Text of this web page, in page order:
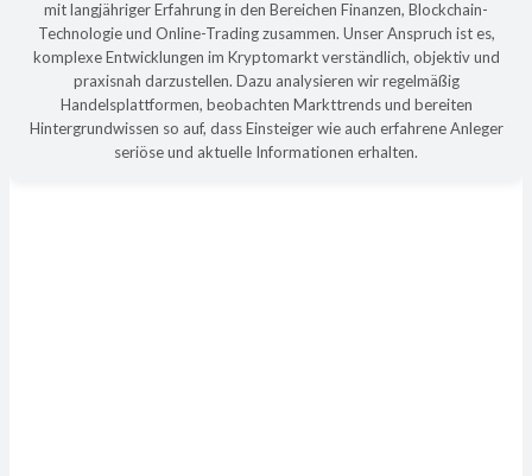
mit langjähriger Erfahrung in den Bereichen Finanzen, Blockchain-
Technologie und Online-Trading zusammen. Unser Anspruch ist es,
komplexe Entwicklungen im Kryptomarkt verständlich, objektiv und
praxisnah darzustellen. Dazu analysieren wir regelmäßig
Handelsplattformen, beobachten Markttrends und bereiten
Hintergrundwissen so auf, dass Einsteiger wie auch erfahrene Anleger
seriöse und aktuelle Informationen erhalten.